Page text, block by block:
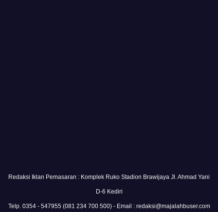
Redaksi Iklan Pemasaran : Komplek Ruko Stadion Brawijaya Jl. Ahmad Yani
D-6 Kediri
Telp. 0354 - 547955 (081 234 700 500) - Email : redaksi@majalahbuser.com